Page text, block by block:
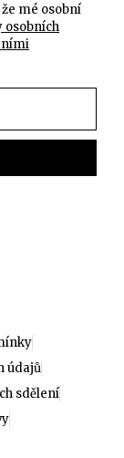
mé osobní
osobních
údajů
sdělení